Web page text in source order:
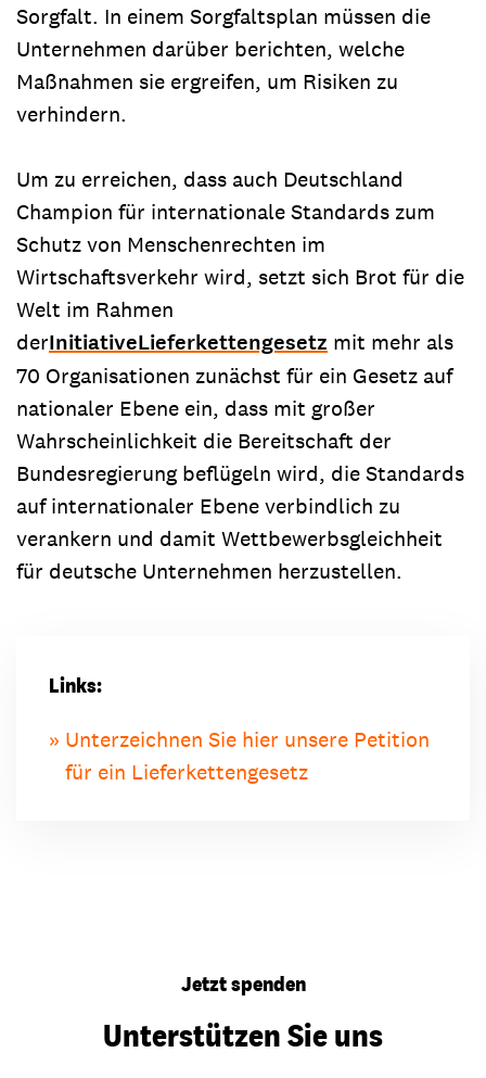
Sorgfalt. In einem Sorgfaltsplan müssen die
Unternehmen darüber berichten, welche
Maßnahmen sie ergreifen, um Risiken zu
verhindern.
Um zu erreichen, dass auch Deutschland
Champion für internationale Standards zum
Schutz von Menschenrechten im
Wirtschaftsverkehr wird, setzt sich Brot für die
Welt im Rahmen
derInitiativeLieferkettengesetz mit mehr als
70 Organisationen zunächst für ein Gesetz auf
nationaler Ebene ein, dass mit großer
Wahrscheinlichkeit die Bereitschaft der
Bundesregierung beflügeln wird, die Standards
auf internationaler Ebene verbindlich zu
verankern und damit Wettbewerbsgleichheit
für deutsche Unternehmen herzustellen.
Links:
Unterzeichnen Sie hier unsere Petition
für ein Lieferkettengesetz
Jetzt spenden
Unterstützen Sie uns